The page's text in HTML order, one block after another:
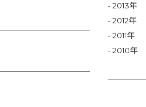
2013年
2012年
2011年
2010年